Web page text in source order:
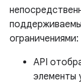
ограничениями:
API
элементы